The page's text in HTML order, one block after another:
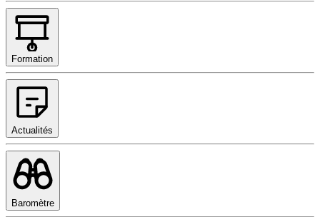
Formation
Actualités
Baromètre